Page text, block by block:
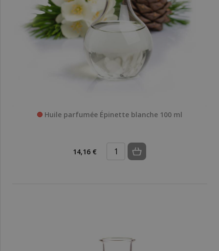
Huile parfumée Épinette blanche 100 ml
14,16 €